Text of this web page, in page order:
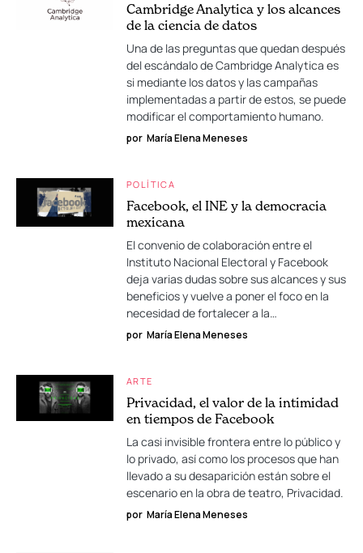
Cambridge Analytica y los alcances
de la ciencia de datos
Una de las preguntas que quedan después
del escándalo de Cambridge Analytica es
si mediante los datos y las campañas
implementadas a partir de estos, se puede
modificar el comportamiento humano.
por María Elena Meneses
POLÍTICA
Facebook, el INE y la democracia
mexicana
El convenio de colaboración entre el
Instituto Nacional Electoral y Facebook
deja varias dudas sobre sus alcances y sus
beneficios y vuelve a poner el foco en la
necesidad de fortalecer a la…
por María Elena Meneses
ARTE
Privacidad, el valor de la intimidad
en tiempos de Facebook
La casi invisible frontera entre lo público y
lo privado, así como los procesos que han
llevado a su desaparición están sobre el
escenario en la obra de teatro, Privacidad.
por María Elena Meneses